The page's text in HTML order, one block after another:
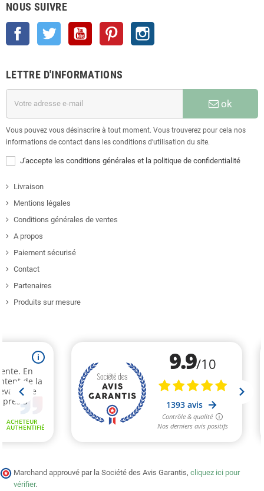
NOUS SUIVRE
Facebook Twitter YouTube Pinterest
LETTRE D'INFORMATIONS
ok
Vous pouvez vous désinscrire à tout moment. Vous trouverez pour cela nos
informations de contact dans les conditions d'utilisation du site.
J'accepte les conditions générales et la politique de confidentialité
Livraison
Mentions légales
Conditions générales de ventes
A propos
Paiement sécurisé
Contact
Partenaires
Produits sur mesure
Marchand approuvé par la Société des Avis Garantis, cliquez ici pour
vérifier.